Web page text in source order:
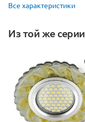
Все характеристики
Из той же серии